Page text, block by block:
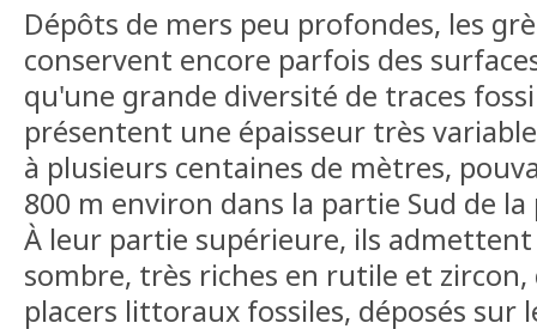
Dépôts de mers peu profondes, les
conservent encore parfois des
qu'une grande diversité de traces
présentent une épaisseur très
à plusieurs centaines de mètres,
800 m environ dans la partie Sud de la
À leur partie supérieure, ils
sombre, très riches en rutile et
placers littoraux fossiles, déposés sur